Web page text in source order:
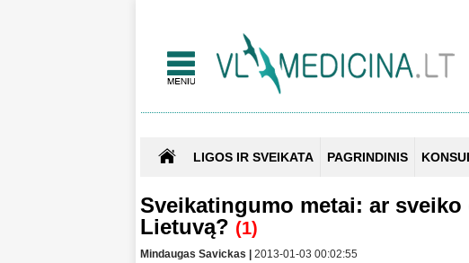
LIGOS IR SVEIKATA PAGRINDINIS
Sveikatingumo metai: ar
Lietuvą? (1)
Mindaugas Savickas | 2013-01-03 00:02:55